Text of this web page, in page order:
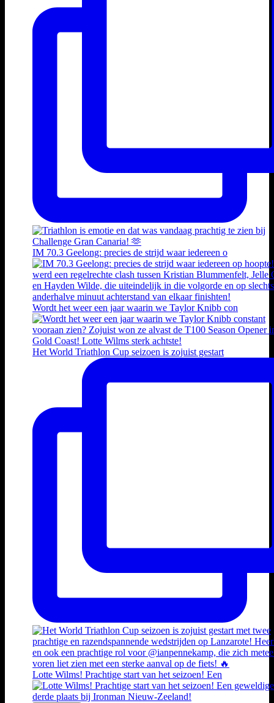
IM 70.3 Geelong: precies de strijd waar iedereen o
Wordt het weer een jaar waarin we Taylor Knibb con
Het World Triathlon Cup seizoen is zojuist gestart
Lotte Wilms! Prachtige start van het seizoen! Een